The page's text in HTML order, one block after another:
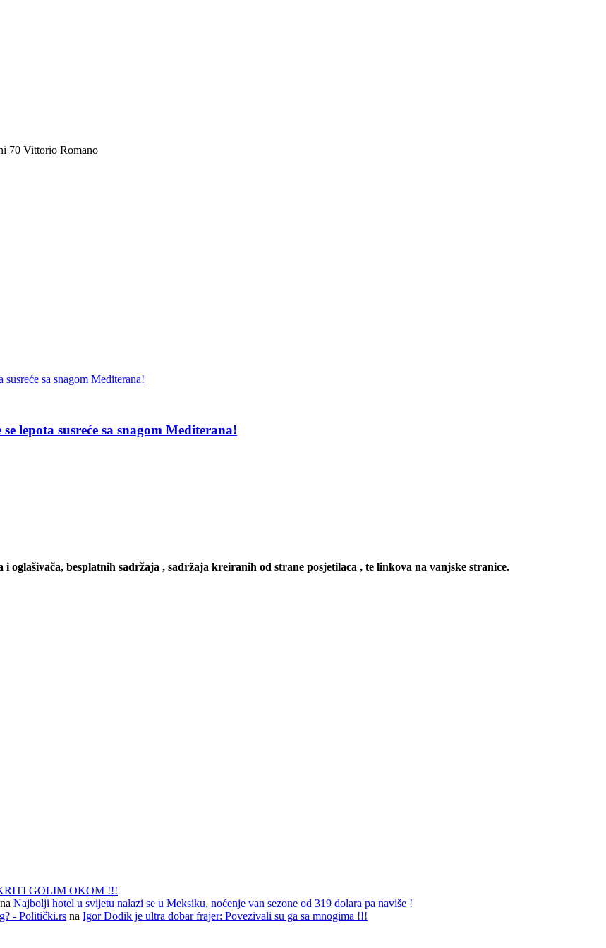
70 Vittorio Romano
lepota susreće sa snagom Mediterana!
oglašivača, besplatnih sadržaja , sadržaja kreiranih od strane posjetilaca , te linkova na vanjske stranice.
GOLIM OKOM !!!
na Najbolji hotel u svijetu nalazi se u Meksiku, noćenje van sezone od 319 dolara pa naviše !
- Politički.rs na Igor Dodik je ultra dobar frajer: Povezivali su ga sa mnogima !!!